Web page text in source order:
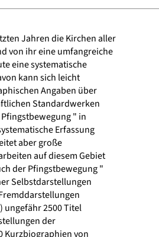
Jahren die Kirchen aller
von ihr eine umfangreiche
eine systematische
kann sich leicht
Angaben über
Standardwerken
" in
Erfassung
aber große
auf diesem Gebiet
der Pfingstbewegung "
Selbstdarstellungen
ungefähr 2500 Titel
der
Kurzbiographien von